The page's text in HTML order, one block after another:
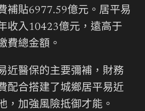
補貼6977.59億元。居平易
收入10423億元，遠高于
費總金額。
近醫保的主要彌補，財務
配合搭建了城鄉居平易近
，加強風險抵御才能。